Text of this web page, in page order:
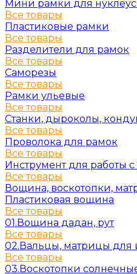
Мини рамки для
Все товары
Пластиковые рамки
Все товары
Разделители для рамок
Все товары
Саморезы
Все товары
Рамки ульевые
Все товары
Станки, дыроколы,
Все товары
Проволока для рамок
Все товары
Инструмент для работы
Все товары
Вощина, воскотопки,
Пластиковая вощина
Все товары
01.Вощина дадан, рут
Все товары
02.Вальцы, матрицы для
Все товары
03.Воскотопки